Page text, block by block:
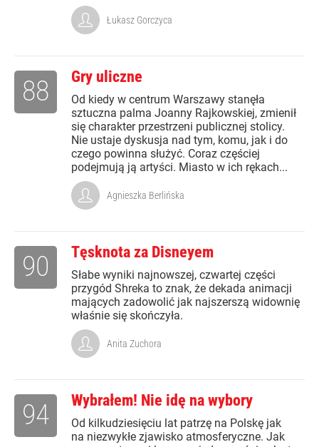
Łukasz Gorczyca
Gry uliczne
Od kiedy w centrum Warszawy stanęła
sztuczna palma Joanny Rajkowskiej, zmienił
się charakter przestrzeni publicznej stolicy.
Nie ustaje dyskusja nad tym, komu, jak i do
czego powinna służyć. Coraz częściej
podejmują ją artyści. Miasto w ich rękach...
88
Agnieszka Berlińska
Tęsknota za Disneyem
Słabe wyniki najnowszej, czwartej części
przygód Shreka to znak, że dekada animacji
mających zadowolić jak najszerszą widownię
właśnie się skończyła.
90
Anita Zuchora
Wybrałem! Nie idę na wybory
Od kilkudziesięciu lat patrzę na Polskę jak
na niezwykłe zjawisko atmosferyczne. Jak
94